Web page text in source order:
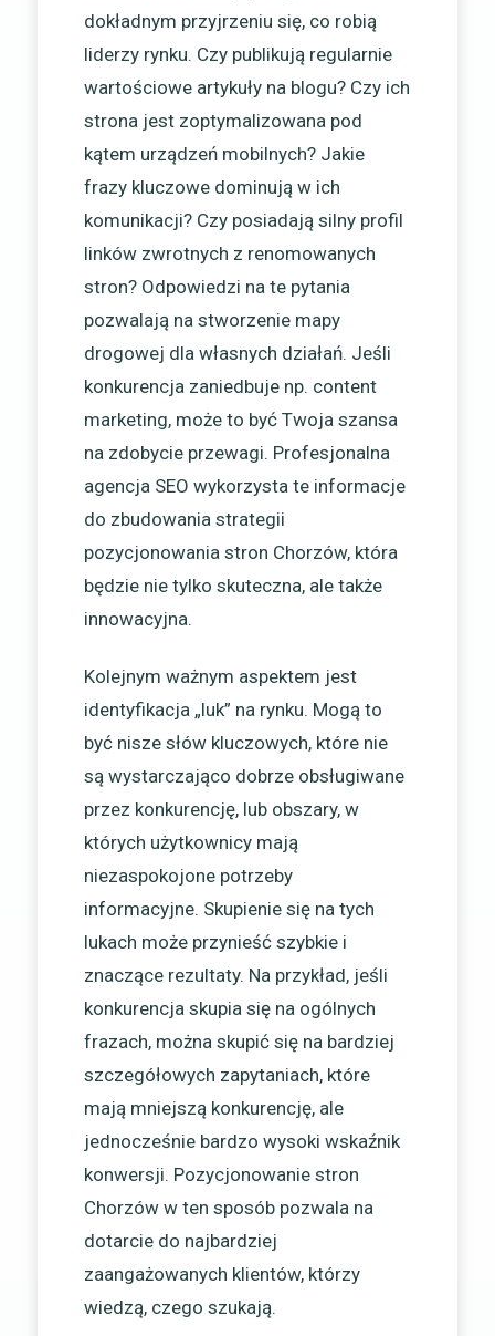
dokładnym przyjrzeniu się, co robią
liderzy rynku. Czy publikują regularnie
wartościowe artykuły na blogu? Czy ich
strona jest zoptymalizowana pod
kątem urządzeń mobilnych? Jakie
frazy kluczowe dominują w ich
komunikacji? Czy posiadają silny profil
linków zwrotnych z renomowanych
stron? Odpowiedzi na te pytania
pozwalają na stworzenie mapy
drogowej dla własnych działań. Jeśli
konkurencja zaniedbuje np. content
marketing, może to być Twoja szansa
na zdobycie przewagi. Profesjonalna
agencja SEO wykorzysta te informacje
do zbudowania strategii
pozycjonowania stron Chorzów, która
będzie nie tylko skuteczna, ale także
innowacyjna.
Kolejnym ważnym aspektem jest
identyfikacja „luk” na rynku. Mogą to
być nisze słów kluczowych, które nie
są wystarczająco dobrze obsługiwane
przez konkurencję, lub obszary, w
których użytkownicy mają
niezaspokojone potrzeby
informacyjne. Skupienie się na tych
lukach może przynieść szybkie i
znaczące rezultaty. Na przykład, jeśli
konkurencja skupia się na ogólnych
frazach, można skupić się na bardziej
szczegółowych zapytaniach, które
mają mniejszą konkurencję, ale
jednocześnie bardzo wysoki wskaźnik
konwersji. Pozycjonowanie stron
Chorzów w ten sposób pozwala na
dotarcie do najbardziej
zaangażowanych klientów, którzy
wiedzą, czego szukają.